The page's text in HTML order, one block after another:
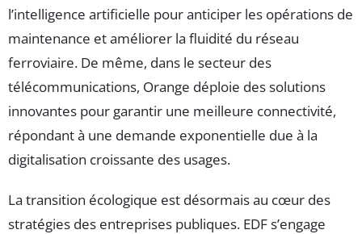
l’intelligence artificielle pour anticiper les opérations de
maintenance et améliorer la fluidité du réseau
ferroviaire. De même, dans le secteur des
télécommunications, Orange déploie des solutions
innovantes pour garantir une meilleure connectivité,
répondant à une demande exponentielle due à la
digitalisation croissante des usages.
La transition écologique est désormais au cœur des
stratégies des entreprises publiques. EDF s’engage